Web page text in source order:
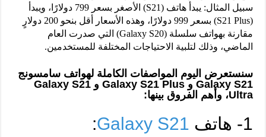
سبيل المثال: يبدأ هاتف (S21) الأصغر بسعر 799 دولارًا، ويبدأ
(S21 Plus) بسعر 999 دولارًا، وهذه الأسعار أقل بنحو 200 دولارٍ
مقارنة بهواتف سلسلة (Galaxy S20) التي صدرت العام
الماضي، وذلك لتلبية الاحتياجات المختلفة للمستخدمين.
سنستعرض اليوم المواصفات الكاملة لهواتف سامسونج
Galaxy S21 و Galaxy S21 Plus و Galaxy S21
Ultra، وأهم الفروق بينها:
1- هاتف Galaxy S21
: